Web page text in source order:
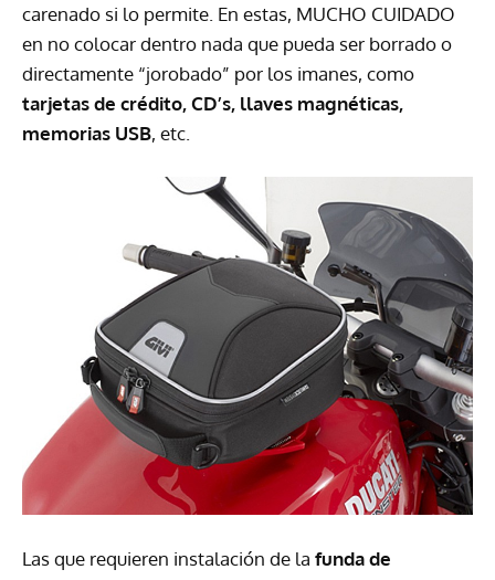
carenado si lo permite. En estas, MUCHO CUIDADO
en no colocar dentro nada que pueda ser borrado o
directamente “jorobado” por los imanes, como
tarjetas de crédito, CD’s, llaves magnéticas,
memorias USB, etc.
Las que requieren instalación de la funda de